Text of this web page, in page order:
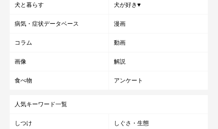
『いぬのきもちWEB MAGAZINEアンケート 愛犬との生活につい
※写真は「いぬ・ねこのきもちアプリ」で投稿されたものです。
※記事と写真に関連性はありませんので予めご了承ください。
犬と暮らす 犬が好き♥
病気・症状データベース 漫画
コラム 動画
画像 解説
食べ物 アンケート
人気キーワード一覧
しつけ しぐさ・生態